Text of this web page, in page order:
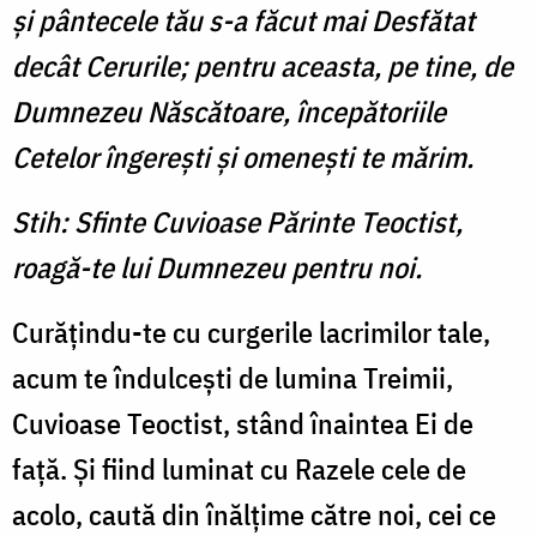
şi pântecele tău s-a făcut mai Desfătat
decât Cerurile; pentru aceasta, pe tine, de
Dumnezeu Născătoare, începătoriile
Cetelor îngereşti şi omeneşti te mărim.
Stih: Sfinte Cuvioase Părinte Teoctist,
roagă-te lui Dumnezeu pentru noi.
Curăţindu-te cu curgerile lacrimilor tale,
acum te îndulceşti de lumina Treimii,
Cuvioase Teoctist, stând înaintea Ei de
faţă. Şi fiind luminat cu Razele cele de
acolo, caută din înălţime către noi, cei ce